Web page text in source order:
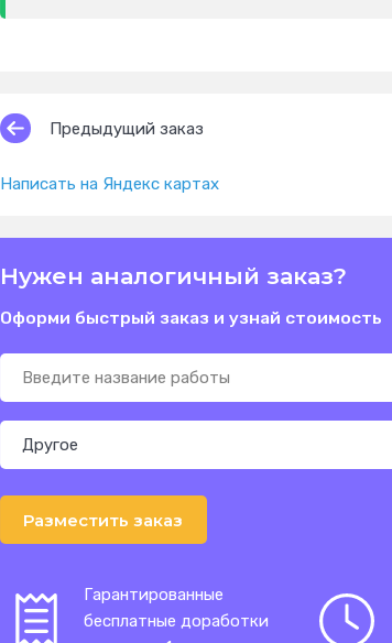
Предыдущий заказ
Написать на Яндекс картах
Нужен аналогичный заказ?
Оформи быстрый заказ и узнай стоимость
Разместить заказ
Гарантированные
бесплатные доработки